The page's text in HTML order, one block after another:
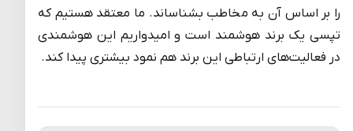
را بر اساس آن به مخاطب بشناساند. ما معتقد هستیم که
تپسی یک برند هوشمند است و امیدواریم این هوشمندی
در فعالیت‌های ارتباطی این برند هم نمود بیشتری پیدا کند.